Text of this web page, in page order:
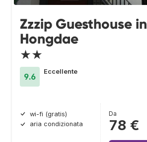
Zzzip Guesthouse in
Hongdae
★★
9.6
Eccellente
wi-fi (gratis)
aria condizionata
Da
78 €